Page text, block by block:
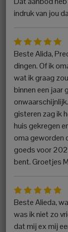
indruk van jou
Beste Alida,
dingen. Of ik
wat ik graag
binnen een jaar
gisteren zag ik
huis gekregen
oma geworden
goeds voor
bent. Groetjes
Beste Alieda,
was ik niet zo
dat mij ex mij